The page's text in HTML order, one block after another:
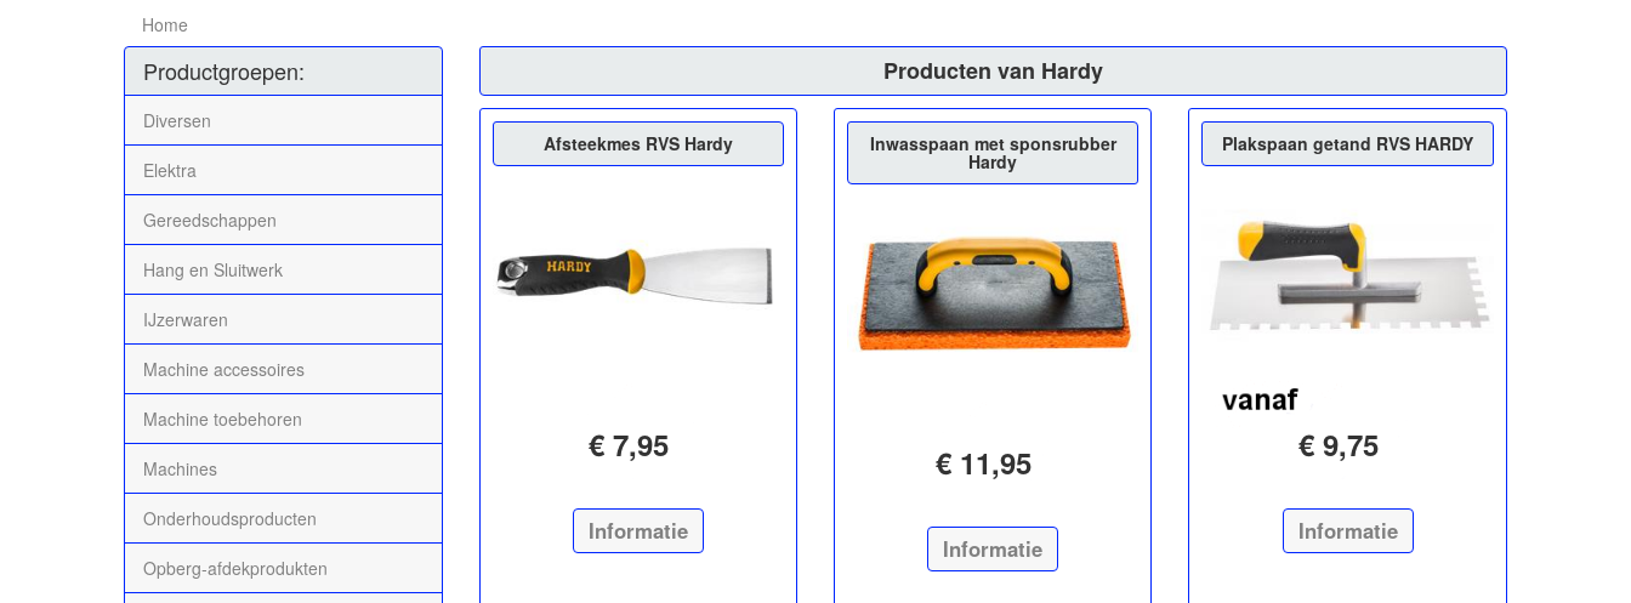
Home
Productgroepen:
Diversen
Elektra
Gereedschappen
Hang en Sluitwerk
IJzerwaren
Machine accessoires
Machine toebehoren
Machines
Onderhoudsproducten
Opberg-afdekprodukten
Producten van Hardy
Afsteekmes RVS Hardy
€ 7,95
Informatie
Inwasspaan met sponsrubber
Hardy
€ 11,95
Informatie
Plakspaan getand RVS HARDY
€ 9,75
Informatie